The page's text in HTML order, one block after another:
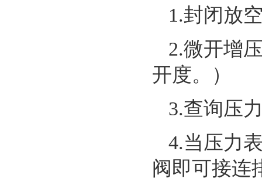
1.封闭放
2.微开增
开度。）
3.查询压
4.当压力
阀即可接连